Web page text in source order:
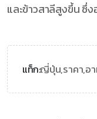
และข้าวสาลีสูงขึ้น ซึ่
แท็ก:ญี่ปุ่น,ราคา,อ